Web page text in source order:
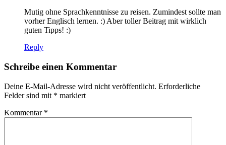
Mutig ohne Sprachkenntnisse zu reisen. Zumindest sollte man
vorher Englisch lernen. :) Aber toller Beitrag mit wirklich
guten Tipps! :)
Reply
Schreibe einen Kommentar
Deine E-Mail-Adresse wird nicht veröffentlicht. Erforderliche
Felder sind mit * markiert
Kommentar *